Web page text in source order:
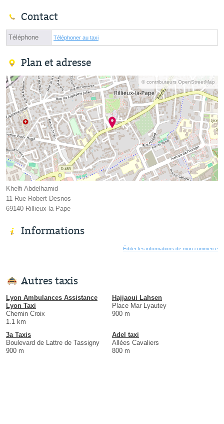
Contact
Téléphone Téléphoner au taxi
Plan et adresse
© contributeurs OpenStreetMap
Khelfi Abdelhamid
11 Rue Robert Desnos
69140 Rillieux-la-Pape
Informations
Éditer les informations de mon commerce
Autres taxis
Lyon Ambulances Assistance
Lyon Taxi
Chemin Croix
1.1 km
Hajjaoui Lahsen
Place Mar Lyautey
900 m
3a Taxis
Boulevard de Lattre de Tassigny
900 m
Adel taxi
Allées Cavaliers
800 m